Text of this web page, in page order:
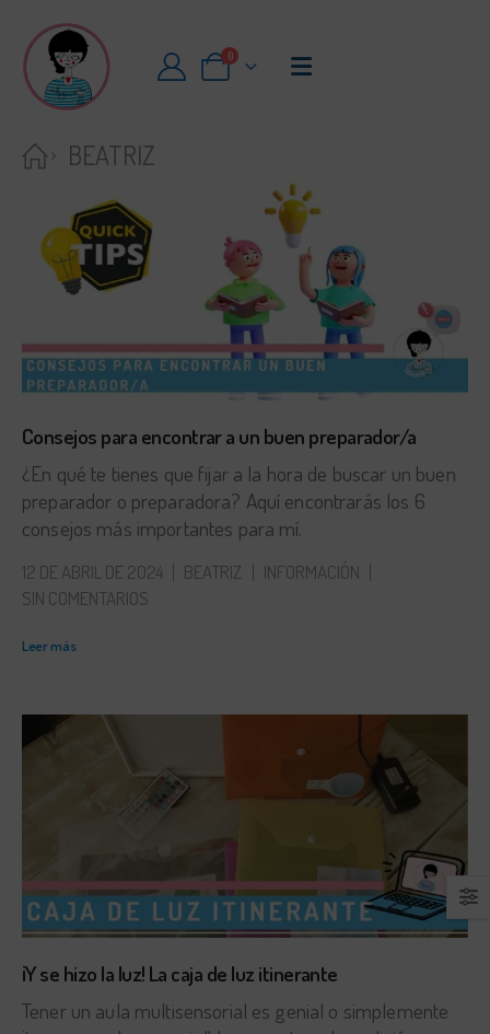
0
BEATRIZ
Consejos para encontrar a un buen preparador/a
¿En qué te tienes que fijar a la hora de buscar un buen
preparador o preparadora? Aquí encontrarás los 6
consejos más importantes para mí.
12 DE ABRIL DE 2024 BEATRIZ
INFORMACIÓN
SIN COMENTARIOS
Leer más
¡Y se hizo la luz! La caja de luz itinerante
Tener un aula multisensorial es genial o simplemente